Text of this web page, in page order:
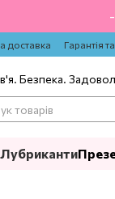
доставка Гарантія
Безпека.
Лубриканти